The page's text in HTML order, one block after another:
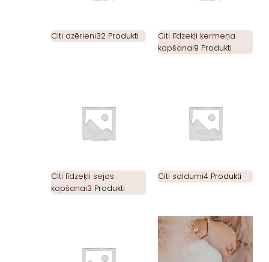
Citi dzērieni32 Produkti
Citi līdzekļi ķermeņa
kopšanai9 Produkti
Citi līdzeķli sejas
kopšanai3 Produkti
Citi saldumi4 Produkti